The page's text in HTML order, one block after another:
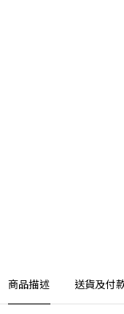
商品描述 送貨及付